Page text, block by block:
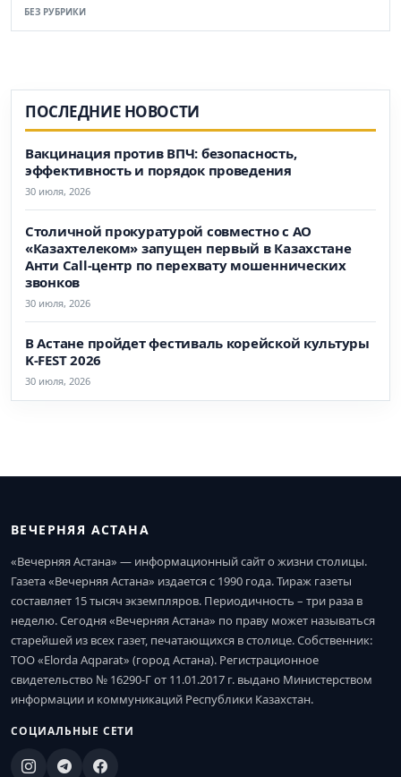
БЕЗ РУБРИКИ
ПОСЛЕДНИЕ НОВОСТИ
Вакцинация против ВПЧ: безопасность,
эффективность и порядок проведения
30 июля, 2026
Столичной прокуратурой совместно с АО
«Казахтелеком» запущен первый в Казахстане
Анти Call-центр по перехвату мошеннических
звонков
30 июля, 2026
В Астане пройдет фестиваль корейской культуры
K-FEST 2026
30 июля, 2026
ВЕЧЕРНЯЯ АСТАНА
«Вечерняя Астана» — информационный сайт о жизни столицы.
Газета «Вечерняя Астана» издается с 1990 года. Тираж газеты
составляет 15 тысяч экземпляров. Периодичность – три раза в
неделю. Сегодня «Вечерняя Астана» по праву может называться
старейшей из всех газет, печатающихся в столице. Собственник:
ТОО «Elorda Aqparat» (город Астана). Регистрационное
свидетельство № 16290-Г от 11.01.2017 г. выдано Министерством
информации и коммуникаций Республики Казахстан.
СОЦИАЛЬНЫЕ СЕТИ